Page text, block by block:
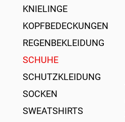
KNIELINGE
KOPFBEDECKUNGEN
REGENBEKLEIDUNG
SCHUHE
SCHUTZKLEIDUNG
SOCKEN
SWEATSHIRTS